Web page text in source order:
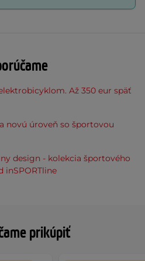
prikúpiť
Až 350 eur späť
novú úroveň so športovou
design - kolekcia športového
inSPORTline